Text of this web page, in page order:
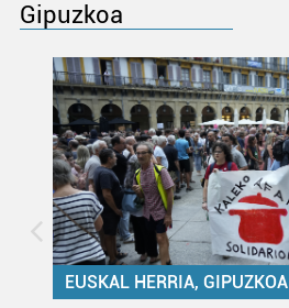
Gipuzkoa
EUSKAL HERRIA, GIPUZKOA